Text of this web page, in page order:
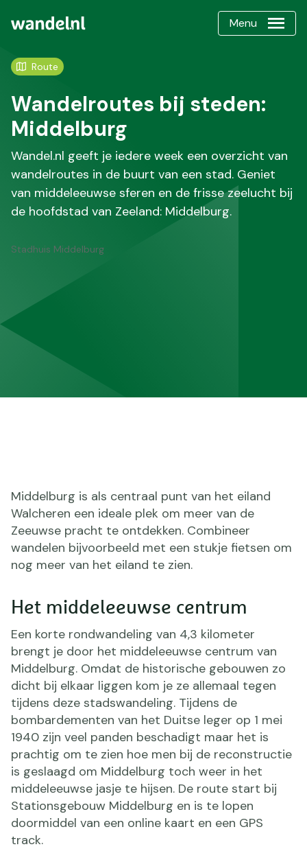
Menu
Route
Wandelroutes bij steden:
Middelburg
Wandel.nl geeft je iedere week een overzicht van
wandelroutes in de buurt van een stad. Geniet
van middeleeuwse sferen en de frisse zeelucht bij
de hoofdstad van Zeeland: Middelburg.
Stadhuis Middelburg
Middelburg is als centraal punt van het eiland
Walcheren een ideale plek om meer van de
Zeeuwse pracht te ontdekken. Combineer
wandelen bijvoorbeeld met een stukje fietsen om
nog meer van het eiland te zien.
Het middeleeuwse centrum
Een korte rondwandeling van 4,3 kilometer
brengt je door het middeleeuwse centrum van
Middelburg. Omdat de historische gebouwen zo
dicht bij elkaar liggen kom je ze allemaal tegen
tijdens deze stadswandeling. Tijdens de
bombardementen van het Duitse leger op 1 mei
1940 zijn veel panden beschadigt maar het is
prachtig om te zien hoe men bij de reconstructie
is geslaagd om Middelburg toch weer in het
middeleeuwse jasje te hijsen. De route start bij
Stationsgebouw Middelburg en is te lopen
doormiddel van een online kaart en een GPS
track.